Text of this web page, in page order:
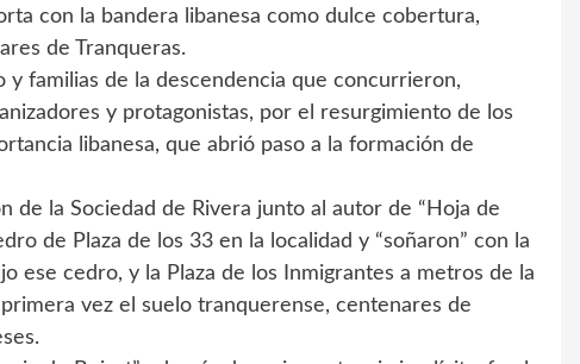
con la bandera libanesa como dulce cobertura,
de Tranqueras.
familias de la descendencia que concurrieron,
y protagonistas, por el resurgimiento de los
libanesa, que abrió paso a la formación de
de la Sociedad de Rivera junto al autor de “Hoja de
de Plaza de los 33 en la localidad y “soñaron” con la
ese cedro, y la Plaza de los Inmigrantes a metros de la
vez el suelo tranquerense, centenares de